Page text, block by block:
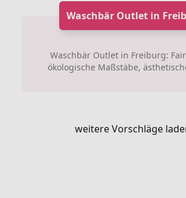
Waschbär Outlet in
Waschbär Outlet in Freiburg:
ökologische Maßstäbe,
weitere Vorschläge